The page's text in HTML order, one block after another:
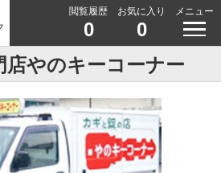
閲覧履歴
0
お気に入り
0
メニュー
店やのキーコーナー